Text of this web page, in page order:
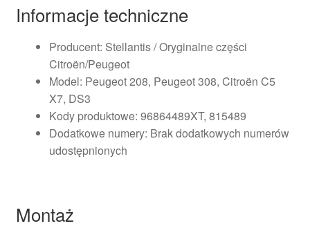
Informacje techniczne
Producent: Stellantis / Oryginalne części
Citroën/Peugeot
Model: Peugeot 208, Peugeot 308, Citroën C5
X7, DS3
Kody produktowe: 96864489XT, 815489
Dodatkowe numery: Brak dodatkowych numerów
udostępnionych
Montaż